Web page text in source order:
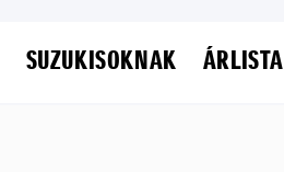
SUZUKISOKNAK ÁRLISTA